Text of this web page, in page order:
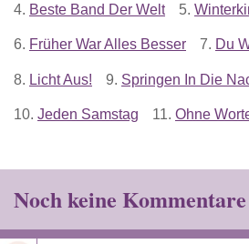
4. Beste Band Der Welt 5.
6. Früher War Alles Besser 7. Du
8. Licht Aus! 9. Springen In Die
10. Jeden Samstag 11. Ohne
Noch keine Kommentare